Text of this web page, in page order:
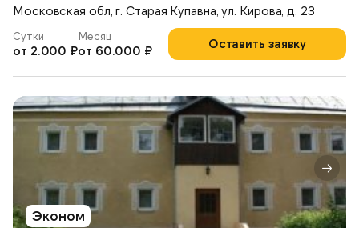
Московская обл, г. Старая Купавна, ул. Кирова, д. 23
Оставить заявку
Сутки
от 2.000 ₽
Месяц
от 60.000 ₽
Эконом